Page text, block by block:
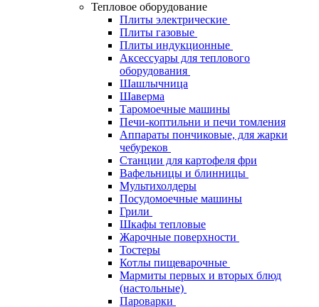
Тепловое оборудование
Плиты электрические
Плиты газовые
Плиты индукционные
Аксессуары для теплового
оборудования
Шашлычница
Шаверма
Таромоечные машины
Печи-коптильни и печи томления
Аппараты пончиковые, для жарки
чебуреков
Станции для картофеля фри
Вафельницы и блинницы
Мультихолдеры
Посудомоечные машины
Грили
Шкафы тепловые
Жарочные поверхности
Тостеры
Котлы пищеварочные
Мармиты первых и вторых блюд
(настольные)
Пароварки